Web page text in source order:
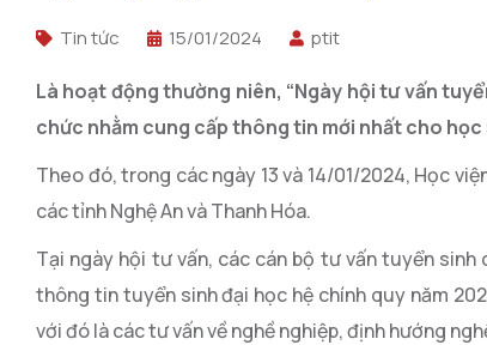
Tin tức 15/01/2024 ptit
Là hoạt động thường niên, “Ngày hội tư vấn
chức nhằm cung cấp thông tin mới nhất cho
Theo đó, trong các ngày 13 và 14/01/2024, Học
các tỉnh Nghệ An và Thanh Hóa.
Tại ngày hội tư vấn, các cán bộ tư vấn tuyển
thông tin tuyển sinh đại học hệ chính quy năm
với đó là các tư vấn về nghề nghiệp, định hướng